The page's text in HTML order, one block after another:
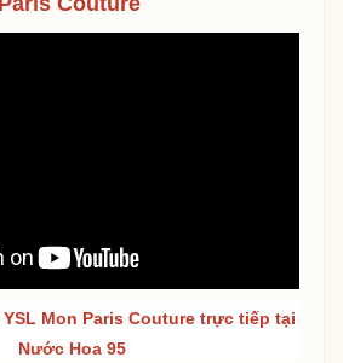
YSL Mon Paris Couturetrực tiếp tại
Nước Hoa 95